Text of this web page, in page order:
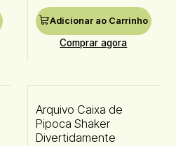
Adicionar ao Carrinho
Comprar agora
Arquivo Caixa de
Pipoca Shaker
Divertidamente